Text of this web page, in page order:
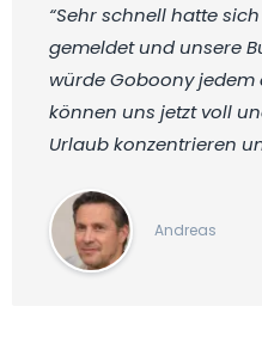
“Sehr schnell hatte
gemeldet und unsere
würde Goboony
können uns jetzt voll
Urlaub konzentrieren
Andreas